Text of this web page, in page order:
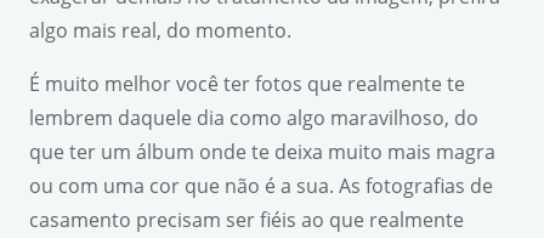
algo mais real, do momento.
É muito melhor você ter fotos que realmente te
lembrem daquele dia como algo maravilhoso, do
que ter um álbum onde te deixa muito mais magra
ou com uma cor que não é a sua. As fotografias de
casamento precisam ser fiéis ao que realmente